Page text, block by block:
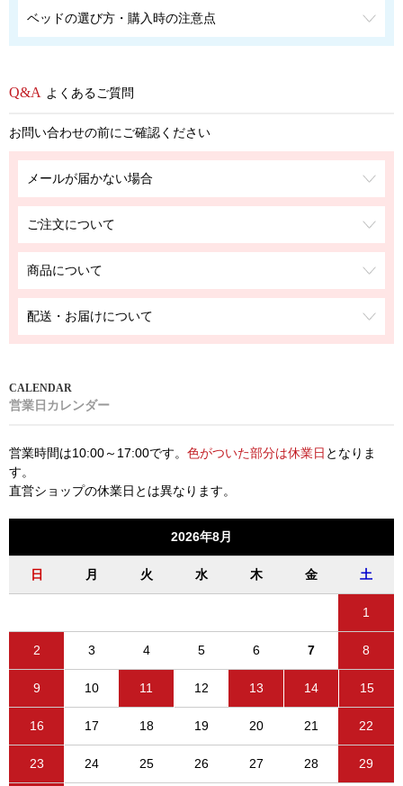
ベッドの選び方・購入時の注意点
よくあるご質問
お問い合わせの前にご確認ください
メールが届かない場合
ご注文について
商品について
配送・お届けについて
営業日カレンダー
営業時間は10:00～17:00です。 色がついた部分は休業日 となりま
す。
直営ショップの休業日とは異なります。
2026年8月
日 月 火 水 木 金 土
1
2 3 4 5 6 7 8
9 10 11 12 13 14 15
16 17 18 19 20 21 22
23 24 25 26 27 28 29